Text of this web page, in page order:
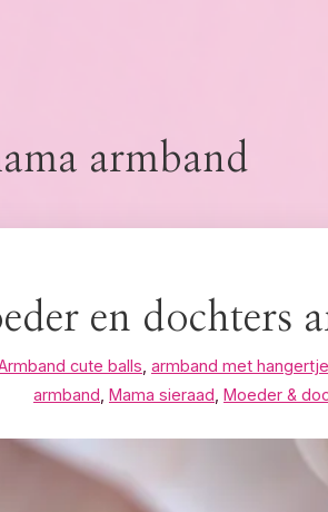
armband
en dochters
cute balls armband met
armband Mama sieraad Moeder &